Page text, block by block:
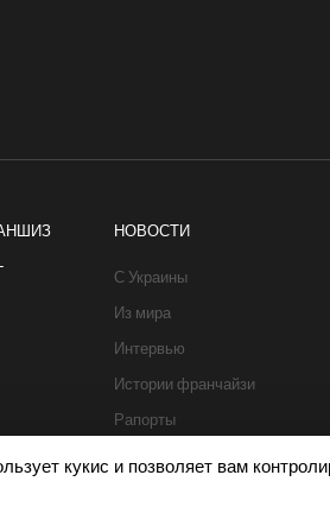
НОВОСТИ
С Украины
Из мира
Интервью
Истории франчайзи
Рапорты
кукис и позволяет вам